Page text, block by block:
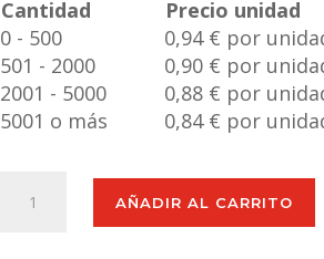
Cantidad
Precio unidad
0 - 500
0,94 € por
501 - 2000
0,90 € por
2001 - 5000
0,88 € por
5001 o más
0,84 € por
Hielo
AÑADIR AL CARRITO